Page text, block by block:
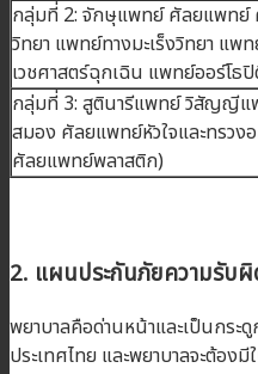
กลุ่มที่ 2: จักษุแพทย์ ศัลยแพทย์
วิทยา แพทย์ทางมะเร็งวิทยา แพ
เวชศาสตร์ฉุกเฉิน แพทย์ออร์โธ
กลุ่มที่ 3: สูตินารีแพทย์ วิสัญญีแ
สมอง ศัลยแพทย์หัวใจและทรว
ศัลยแพทย์พลาสติก)
2. แผนประกันภัยความรับผิ
พยาบาลคือด่านหน้าและเป็นกระ
ประเทศไทย และพยาบาลจะต้อ